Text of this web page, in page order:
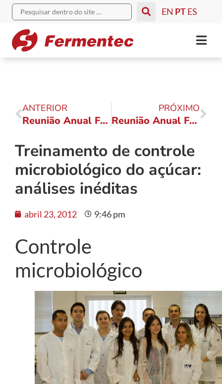
EN PT ES
ANTERIOR
Reunião Anual Fermentec 2012: confira as novidades da agrícola
PRÓXIMO
Reunião Anual Fermentec 2012: indústria e fermentação
Treinamento de controle
microbiológico do açúcar:
análises inéditas
abril 23, 2012 9:46 pm
Controle
microbiológico